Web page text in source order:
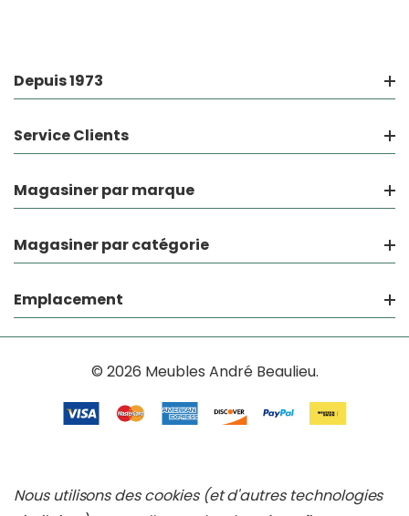
Depuis 1973
Service Clients
Magasiner par marque
Magasiner par catégorie
Emplacement
© 2026 Meubles André Beaulieu.
Nous utilisons des cookies (et d'autres technologies